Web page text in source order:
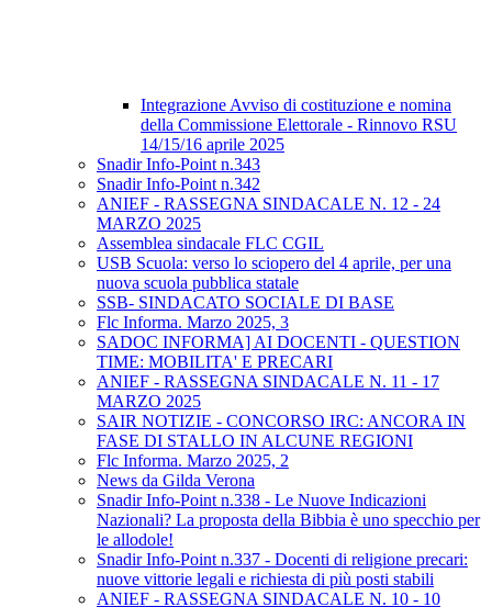
Integrazione Avviso di costituzione e nomina
della Commissione Elettorale - Rinnovo RSU
14/15/16 aprile 2025
Snadir Info-Point n.343
Snadir Info-Point n.342
ANIEF - RASSEGNA SINDACALE N. 12 - 24
MARZO 2025
Assemblea sindacale FLC CGIL
USB Scuola: verso lo sciopero del 4 aprile, per una
nuova scuola pubblica statale
SSB- SINDACATO SOCIALE DI BASE
Flc Informa. Marzo 2025, 3
SADOC INFORMA] AI DOCENTI - QUESTION
TIME: MOBILITA' E PRECARI
ANIEF - RASSEGNA SINDACALE N. 11 - 17
MARZO 2025
SAIR NOTIZIE - CONCORSO IRC: ANCORA IN
FASE DI STALLO IN ALCUNE REGIONI
Flc Informa. Marzo 2025, 2
News da Gilda Verona
Snadir Info-Point n.338 - Le Nuove Indicazioni
Nazionali? La proposta della Bibbia è uno specchio per
le allodole!
Snadir Info-Point n.337 - Docenti di religione precari:
nuove vittorie legali e richiesta di più posti stabili
ANIEF - RASSEGNA SINDACALE N. 10 - 10